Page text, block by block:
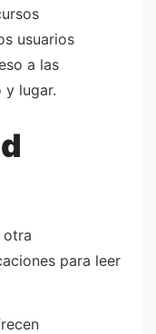
usuarios
a las
y lugar.
otra
para leer